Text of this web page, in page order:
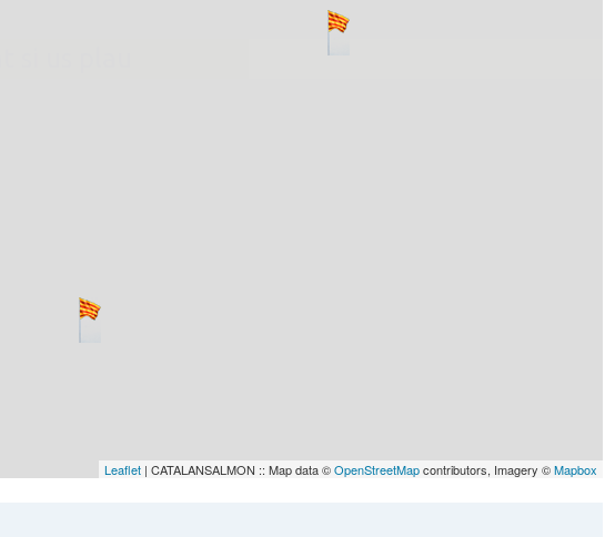
Leaflet | CATALANSALMON :: Map data ©OpenStreetMapcontributors, Imagery ©Mapbox